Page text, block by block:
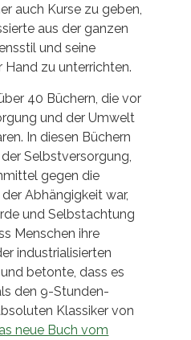
auch Kurse zu geben,
aus der ganzen
und seine
Hand zu unterrichten.
40 Büchern, die vor
und der Umwelt
In diesen Büchern
Selbstversorgung,
gegen die
Abhängigkeit war,
und Selbstachtung
Menschen ihre
industrialisierten
betonte, dass es
den 9-Stunden-
Klassiker von
neue Buch vom